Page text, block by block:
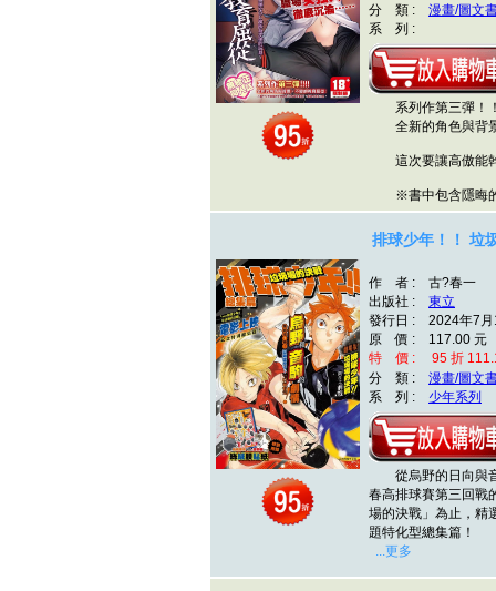
分 類 : 漫畫/圖文
系 列 :
系列作第三彈！
全新的角色與背
這次要讓高傲能
※書中包含隱晦
排球少年！！ 垃
作 者 : 古?春一
出版社 : 東立
發行日 : 2024年7月
原 價 : 117.00 元
特 價 : 95 折
分 類 : 漫畫/圖文
系 列 : 少年系列
從烏野的日向與音
春高排球賽第三回戰
場的決戰」為止，精
題特化型總集篇！
...更多